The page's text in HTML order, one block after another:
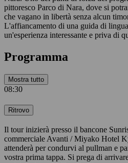
pittoresco Parco di Nara, dove si
che vagano in libertà senza alcun
L'affiancamento di una guida di
un'esperienza interessante e priva di
Programma
Mostra tutto
08:30
Ritrovo
Il tour inizierà presso il bancone
commerciale Avanti / Miyako Hotel
attenderà per condurvi al pullman e
vostra prima tappa. Si prega di